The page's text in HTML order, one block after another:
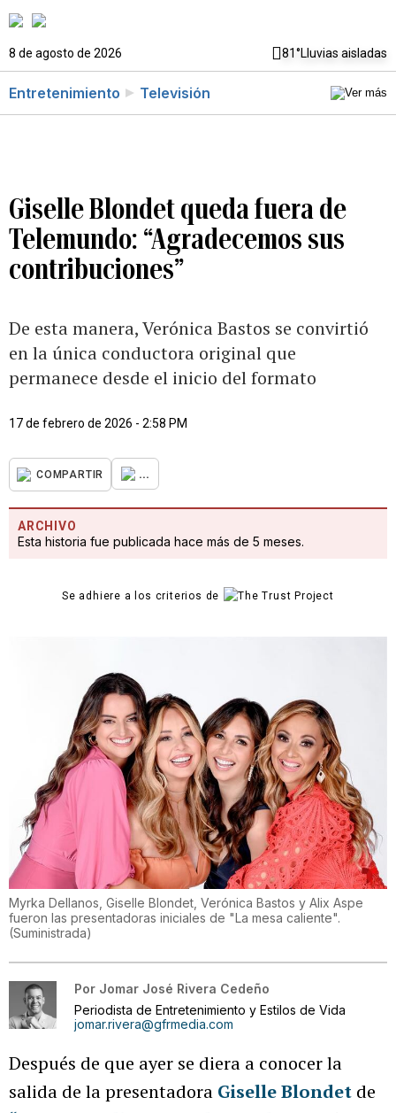
8 de agosto de 2026 81°Lluvias aisladas
Entretenimiento Televisión
Giselle Blondet queda fuera de
Telemundo: “Agradecemos sus
contribuciones”
De esta manera, Verónica Bastos se convirtió
en la única conductora original que
permanece desde el inicio del formato
17 de febrero de 2026 - 2:58 PM
COMPARTIR ...
ARCHIVO
Esta historia fue publicada hace más de 5 meses.
Se adhiere a los criterios de
Myrka Dellanos, Giselle Blondet, Verónica Bastos y Alix Aspe
fueron las presentadoras iniciales de "La mesa caliente".
(Suministrada)
Por Jomar José Rivera Cedeño
Periodista de Entretenimiento y Estilos de Vida
jomar.rivera@gfrmedia.com
Después de que ayer se diera a conocer la
salida de la presentadora Giselle Blondet de